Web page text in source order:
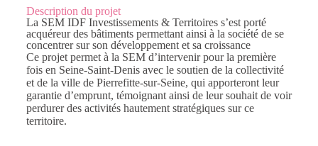
Description du projet
La SEM IDF Investissements & Territoires s’est porté
acquéreur des bâtiments permettant ainsi à la société de se
concentrer sur son développement et sa croissance
Ce projet permet à la SEM d’intervenir pour la première
fois en Seine-Saint-Denis avec le soutien de la collectivité
et de la ville de Pierrefitte-sur-Seine, qui apporteront leur
garantie d’emprunt, témoignant ainsi de leur souhait de voir
perdurer des activités hautement stratégiques sur ce
territoire.